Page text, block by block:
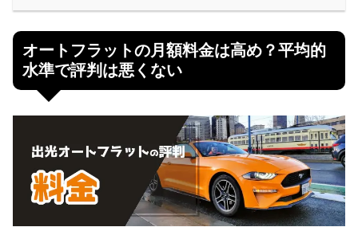
オートフラットの月額料金は高め？平均的
水準で評判は悪くない